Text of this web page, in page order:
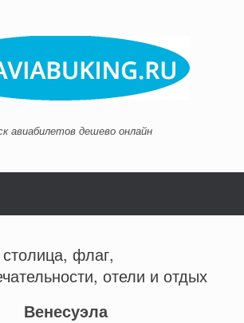
авиабилетов дешево онлайн
флаг,
отели и отдых
Венесуэла